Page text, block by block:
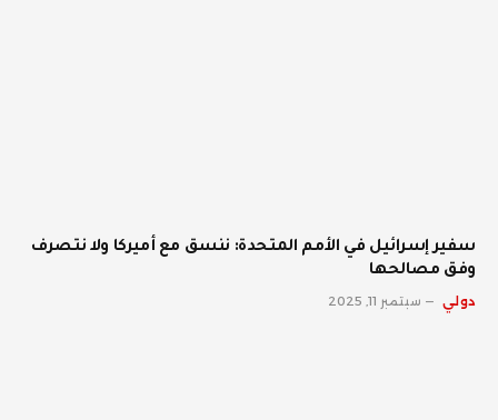
سفير إسرائيل في الأمم المتحدة: ننسق مع أميركا ولا نتصرف
وفق مصالحها
دولي سبتمبر 11, 2025